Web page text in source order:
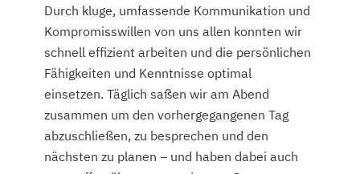
Durch kluge, umfassende Kommunikation und
Kompromisswillen von uns allen konnten wir
schnell effizient arbeiten und die persönlichen
Fähigkeiten und Kenntnisse optimal
einsetzen. Täglich saßen wir am Abend
zusammen um den vorhergegangenen Tag
abzuschließen, zu besprechen und den
nächsten zu planen – und haben dabei auch